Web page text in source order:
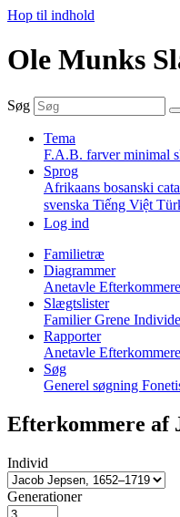
Hop til indhold
Ole Munks
Søg
Tema
F.A.B. farverminimal
Sprog
Afrikaans bosanski
svenska Tiếng Việt
Log ind
Familietræ
Diagrammer
Anetavle Efterkommere
Slægtslister
FamilierGrene
Rapporter
Anetavle Efterkommere
Søg
Generel søgning
Efterkommere af
Individ
Generationer